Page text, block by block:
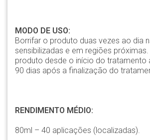
MODO DE USO:
Borrifar o produto duas vezes ao dia
sensibilizadas e em regiões próximas.
produto desde o início do tratamento
90 dias após a finalização do
RENDIMENTO MÉDIO:
80ml – 40 aplicações (localizadas).